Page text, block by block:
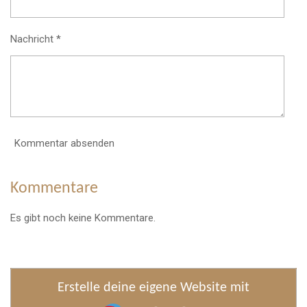
Nachricht *
Kommentar absenden
Kommentare
Es gibt noch keine Kommentare.
Erstelle deine eigene Website mit